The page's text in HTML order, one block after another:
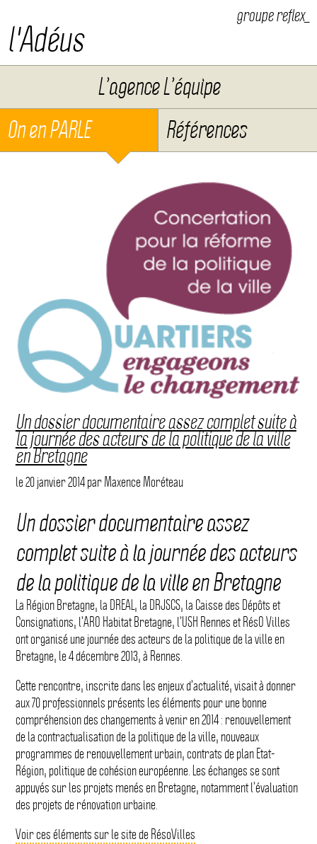
l'Adéus
groupe reflex_
L’agence L’équipe
On en PARLE
Références
Un dossier documentaire assez complet suite à
la journée des acteurs de la politique de la ville
en Bretagne
le20 janvier 2014parMaxence Moréteau
Un dossier documentaire assez
complet suite à la journée des acteurs
de la politique de la ville en Bretagne
La Région Bretagne, la DREAL, la DRJSCS, la Caisse des Dépôts et
Consignations, l’ARO Habitat Bretagne, l’USH Rennes et RésO Villes
ont organisé une journée des acteurs de la politique de la ville en
Bretagne, le 4 décembre 2013, à Rennes.
Cette rencontre, inscrite dans les enjeux d’actualité, visait à donner
aux 70 professionnels présents les éléments pour une bonne
compréhension des changements à venir en 2014 : renouvellement
de la contractualisation de la politique de la ville, nouveaux
programmes de renouvellement urbain, contrats de plan Etat-
Région, politique de cohésion européenne. Les échanges se sont
appuyés sur les projets menés en Bretagne, notamment l’évaluation
des projets de rénovation urbaine.
Voir ces éléments sur le site de RésoVilles